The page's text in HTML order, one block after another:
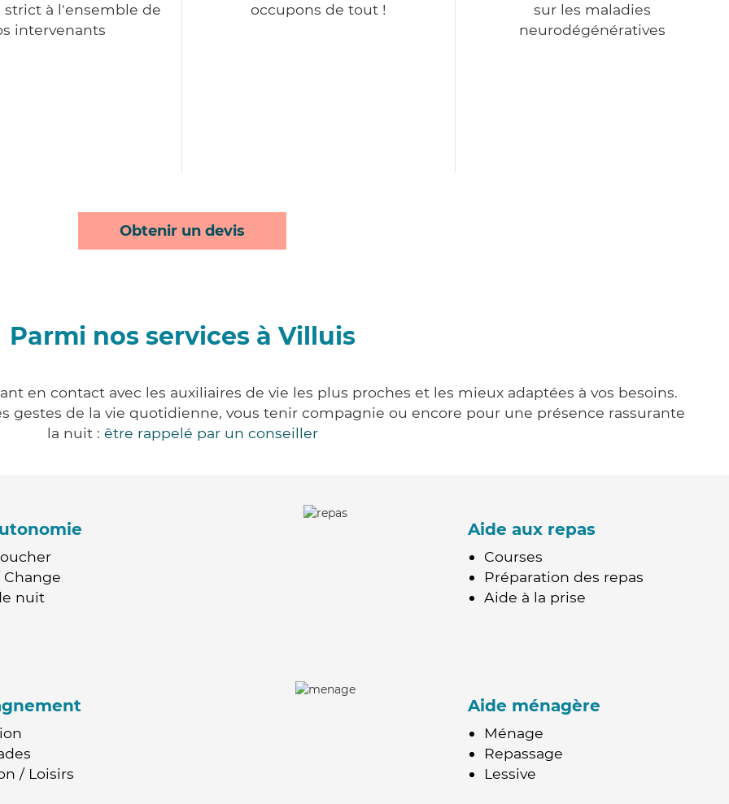
strict à l'ensemble de
intervenants
occupons de tout !
sur les maladies
neurodégénératives
Obtenir un devis
Parmi nos services à Villuis
en contact avec les auxiliaires de vie les plus proches et les mieux adaptées à vos besoins.
gestes de la vie quotidienne, vous tenir compagnie ou encore pour une présence rassurante
la nuit : être rappelé par un conseiller
nuit
Aide aux repas
Courses
Préparation des repas
Aide à la prise
/ Loisirs
Aide ménagère
Ménage
Repassage
Lessive